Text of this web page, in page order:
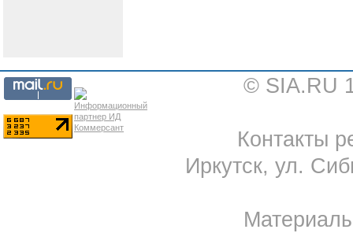
© SIA.RU
Контакты
Иркутск, ул.